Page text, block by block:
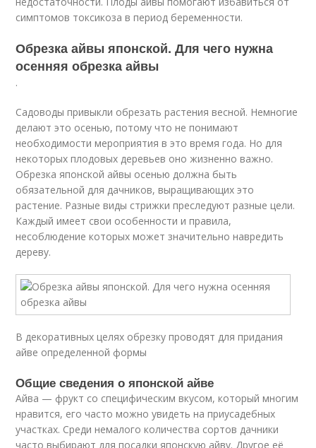
симптомов токсикоза в период беременности.
Обрезка айвы японской. Для чего нужна
осенняя обрезка айвы
.
Садоводы привыкли обрезать растения весной. Немногие
делают это осенью, потому что не понимают
необходимости мероприятия в это время года. Но для
некоторых плодовых деревьев оно жизненно важно.
Обрезка японской айвы осенью должна быть
обязательной для дачников, выращивающих это
растение. Разные виды стрижки преследуют разные цели.
Каждый имеет свои особенности и правила,
несоблюдение которых может значительно навредить
дереву.
В декоративных целях обрезку проводят для придания
айве определенной формы
Общие сведения о японской айве
Айва — фрукт со специфическим вкусом, который многим
нравится, его часто можно увидеть на приусадебных
участках. Среди немалого количества сортов дачники
часто выбирают для посадки японскую айву. Другое её